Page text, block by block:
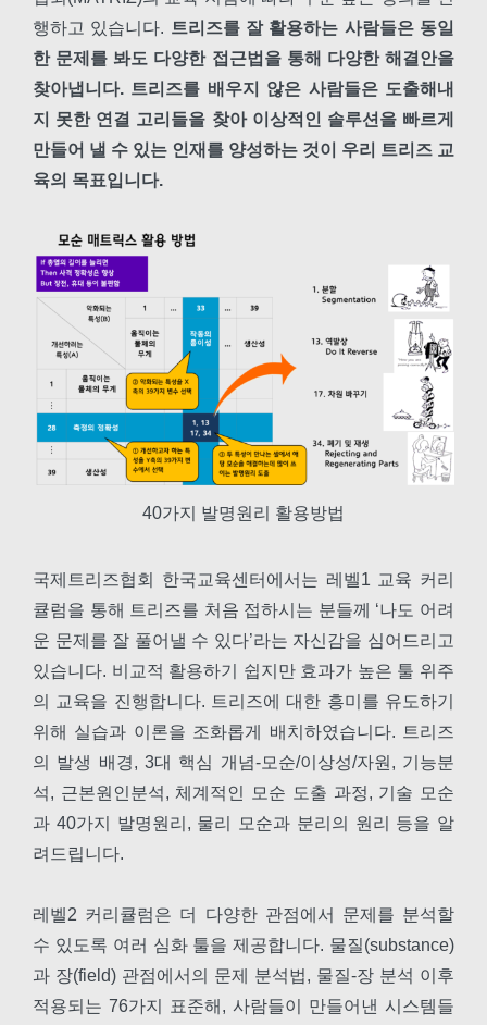
행하고 있습니다. 트리즈를 잘 활용하는 사람들은 동일
한 문제를 봐도 다양한 접근법을 통해 다양한 해결안을
찾아냅니다. 트리즈를 배우지 않은 사람들은 도출해내
지 못한 연결 고리들을 찾아 이상적인 솔루션을 빠르게
만들어 낼 수 있는 인재를 양성하는 것이 우리 트리즈 교
육의 목표입니다.
40가지 발명원리 활용방법
국제트리즈협회 한국교육센터에서는 레벨1 교육 커리
큘럼을 통해 트리즈를 처음 접하시는 분들께 ‘나도 어려
운 문제를 잘 풀어낼 수 있다’라는 자신감을 심어드리고
있습니다. 비교적 활용하기 쉽지만 효과가 높은 툴 위주
의 교육을 진행합니다. 트리즈에 대한 흥미를 유도하기
위해 실습과 이론을 조화롭게 배치하였습니다. 트리즈
의 발생 배경, 3대 핵심 개념-모순/이상성/자원, 기능분
석, 근본원인분석, 체계적인 모순 도출 과정, 기술 모순
과 40가지 발명원리, 물리 모순과 분리의 원리 등을 알
려드립니다.
레벨2 커리큘럼은 더 다양한 관점에서 문제를 분석할
수 있도록 여러 심화 툴을 제공합니다. 물질(substance)
과 장(field) 관점에서의 문제 분석법, 물질-장 분석 이후
적용되는 76가지 표준해, 사람들이 만들어낸 시스템들